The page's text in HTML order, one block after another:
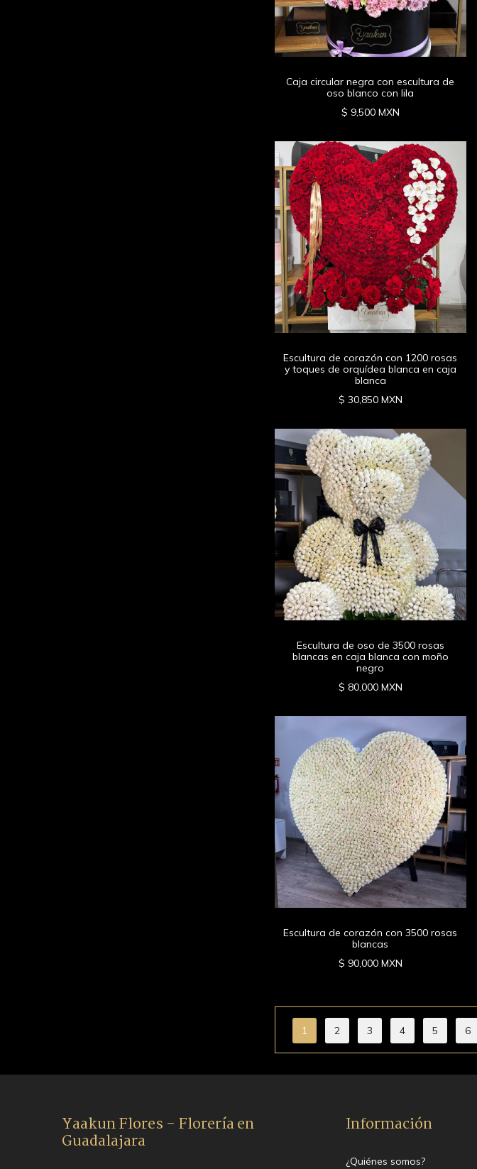
Caja circular negra con escultura de
oso blanco con lila
$ 9,500 MXN
Escultura de corazón con 1200 rosas
y toques de orquídea blanca en caja
blanca
$ 30,850 MXN
Escultura de oso de 3500 rosas
blancas en caja blanca con moño
negro
$ 80,000 MXN
Escultura de corazón con 3500 rosas
blancas
$ 90,000 MXN
1 2 3 4 5 6
Yaakun Flores - Florería en
Guadalajara
Información
¿Quiénes somos?